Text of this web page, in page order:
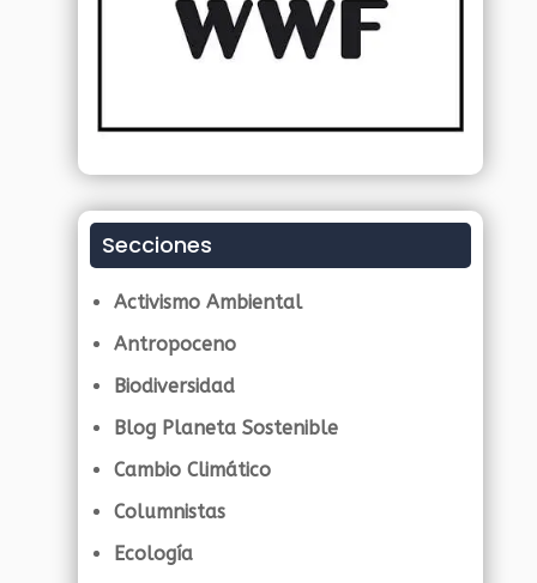
Secciones
Activismo Ambiental
Antropoceno
Biodiversidad
Blog Planeta Sostenible
Cambio Climático
Columnistas
Ecología